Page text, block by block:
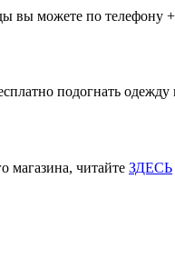
вы можете по телефону
подогнать
магазина, читайте ЗДЕСЬ